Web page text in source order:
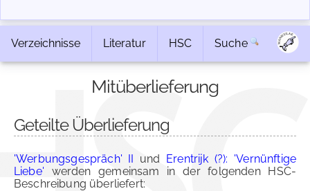
Verzeichnisse Literatur HSC Suche
Mitüberlieferung
Geteilte Überlieferung
'Werbungsgespräch' II und Erentrijk (?): 'Vernünftige
Liebe' werden gemeinsam in der folgenden HSC-
Beschreibung überliefert: